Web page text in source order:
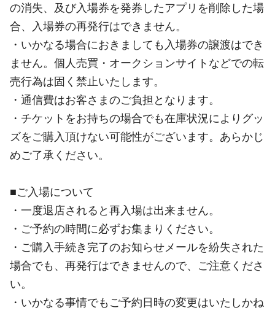
の消失、及び入場券を発券したアプリを削除した場
合、入場券の再発行はできません。
・いかなる場合におきましても入場券の譲渡はでき
ません。個人売買・オークションサイトなどでの転
売行為は固く禁止いたします。
・通信費はお客さまのご負担となります。
・チケットをお持ちの場合でも在庫状況によりグッ
ズをご購入頂けない可能性がございます。あらかじ
めご了承ください。
■ご入場について
・一度退店されると再入場は出来ません。
・ご予約の時間に必ずお集まりください。
・ご購入手続き完了のお知らせメールを紛失された
場合でも、再発行はできませんので、ご注意くださ
い。
・いかなる事情でもご予約日時の変更はいたしかね